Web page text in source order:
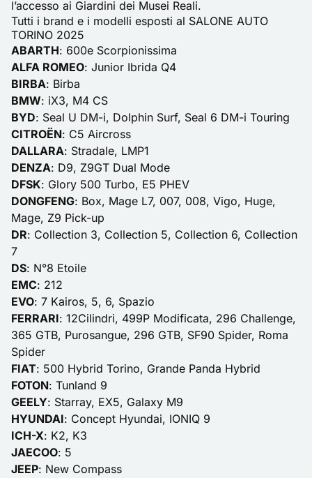
l’accesso ai Giardini dei Musei Reali.
Tutti i brand e i modelli esposti al SALONE AUTO
TORINO 2025
ABARTH: 600e Scorpionissima
ALFA ROMEO: Junior Ibrida Q4
BIRBA: Birba
BMW: iX3, M4 CS
BYD: Seal U DM-i, Dolphin Surf, Seal 6 DM-i Touring
CITROËN: C5 Aircross
DALLARA: Stradale, LMP1
DENZA: D9, Z9GT Dual Mode
DFSK: Glory 500 Turbo, E5 PHEV
DONGFENG: Box, Mage L7, 007, 008, Vigo, Huge,
Mage, Z9 Pick-up
DR: Collection 3, Collection 5, Collection 6, Collection
7
DS: N°8 Etoile
EMC: 212
EVO: 7 Kairos, 5, 6, Spazio
FERRARI: 12Cilindri, 499P Modificata, 296 Challenge,
365 GTB, Purosangue, 296 GTB, SF90 Spider, Roma
Spider
FIAT: 500 Hybrid Torino, Grande Panda Hybrid
FOTON: Tunland 9
GEELY: Starray, EX5, Galaxy M9
HYUNDAI: Concept Hyundai, IONIQ 9
ICH-X: K2, K3
JAECOO: 5
JEEP: New Compass